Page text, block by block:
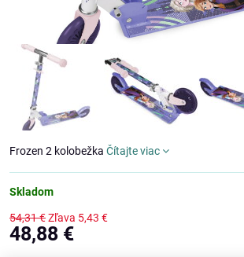
Frozen 2 kolobežka Čítajte viac
Skladom
54,31 €Zľava 5,43 €
48,88 €